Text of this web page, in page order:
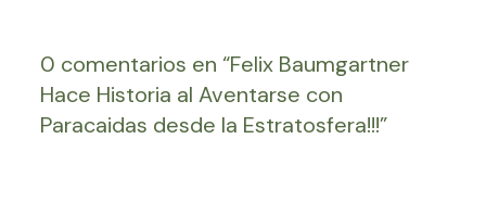
0 comentarios en “Felix Baumgartner
Hace Historia al Aventarse con
Paracaidas desde la Estratosfera!!!”